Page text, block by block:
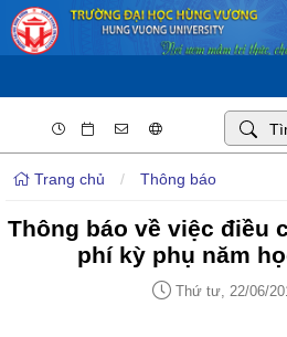
Trang chủ / Thông báo
Thông báo về việc điều
phí kỳ phụ năm
Thứ tư, 22/06/